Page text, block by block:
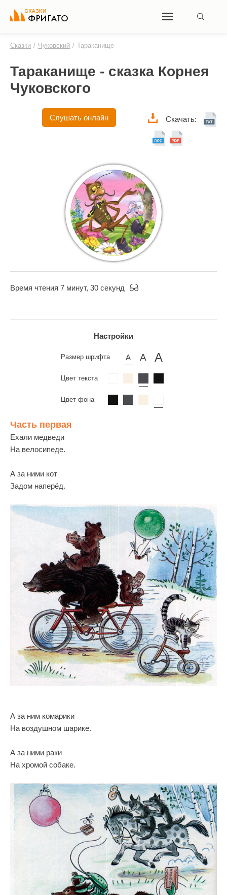
Сказки / Чуковский / Тараканище
Тараканище - сказка Корнея
Чуковского
Слушать онлайн Скачать:
Время чтения 7 минут, 30 секунд
Настройки
Размер шрифта
Цвет текста
Цвет фона
Часть первая
Ехали медведи
На велосипеде.
А за ними кот
Задом наперёд.
А за ним комарики
На воздушном шарике.
А за ними раки
На хромой собаке.